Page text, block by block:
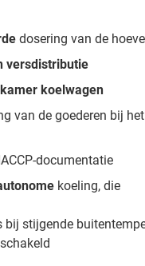
dosering van de
versdistributie
koelwagen
van de goederen bij
documentatie
koeling, die
stijgende